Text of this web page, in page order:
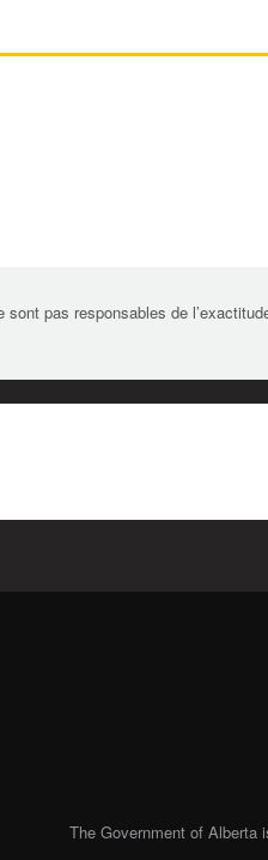
pas responsables de
The Government of Alberta